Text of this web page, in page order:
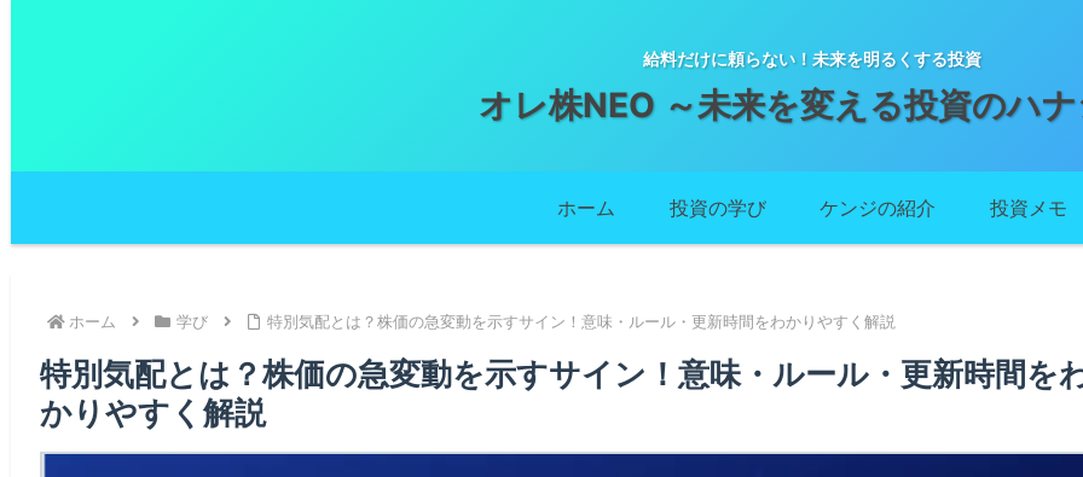
給料だけに頼らない！未来を明るくする投資
オレ株NEO ～未来を変える投資のハ
ホーム 投資の学び ケンジの紹介 投資メモ
ホーム 学び 特別気配とは？株価の急変動を示すサイン！意味・ルール・更新時間をわかりやすく解説
特別気配とは？株価の急変動を示すサイン！意味・ルール・更新時間を
かりやすく解説